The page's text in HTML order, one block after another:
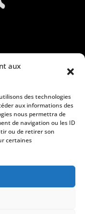
aux
des technologies
aux informations des
nous permettra de
de navigation ou les ID
ou de retirer son
certaines